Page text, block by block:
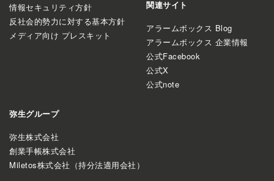
情報セキュリティ方針
反社会的勢力に対する基本方針
メディア向け プレスキット
関連サイト
アラームボックス Blog
アラームボックス 企業情報
公式Facebook
公式X
公式note
弥生グループ
弥生株式会社
創業手帳株式会社
Miletos株式会社（持分法適用会社）